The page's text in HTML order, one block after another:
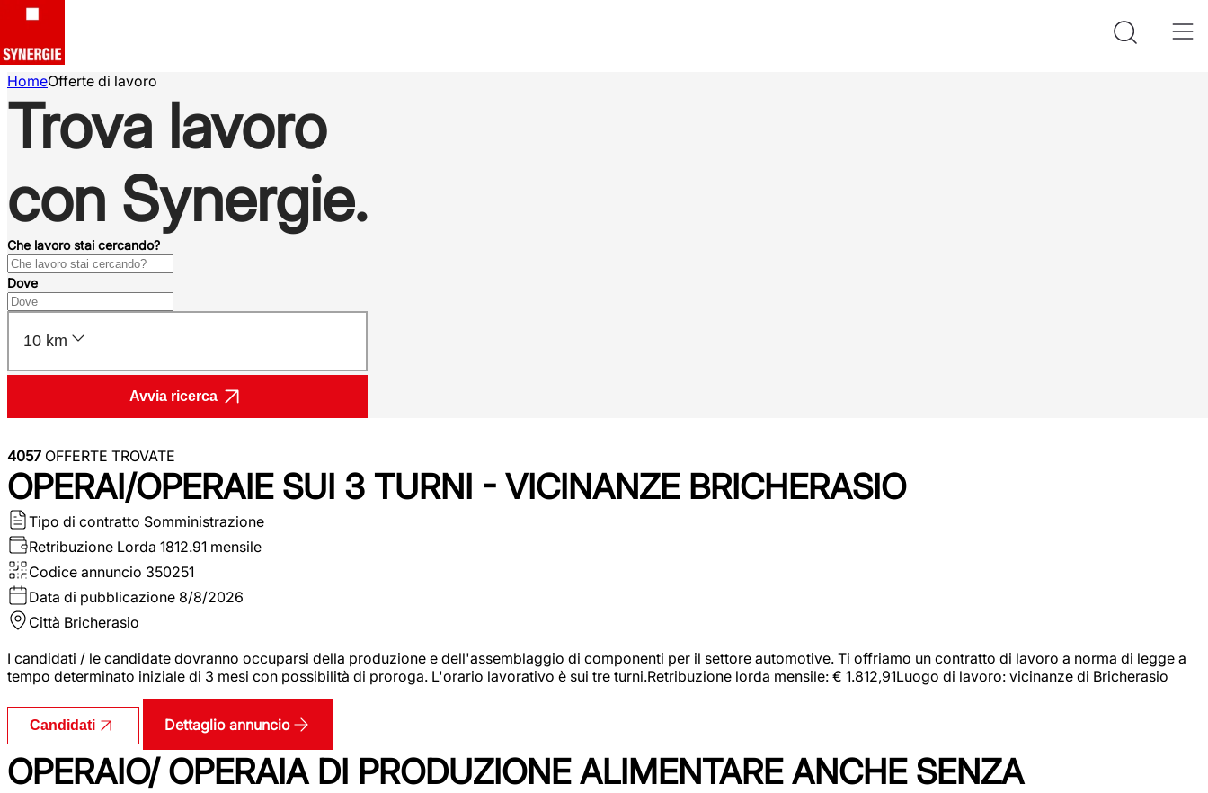
HomeOfferte di lavoro
Trova lavoro
con Synergie.
Che lavoro stai cercando?
Dove
10 km
Avvia ricerca
4057 OFFERTE TROVATE
OPERAI/OPERAIE SUI 3 TURNI - VICINANZE BRICHERASIO
Tipo di contratto Somministrazione
Retribuzione Lorda 1812.91 mensile
Codice annuncio 350251
Data di pubblicazione 8/8/2026
Città Bricherasio
I candidati / le candidate dovranno occuparsi della produzione e dell'assemblaggio di componenti per il settore automotive. Ti offriamo un contratto di lavoro a norma di legge a
tempo determinato iniziale di 3 mesi con possibilità di proroga. L'orario lavorativo è sui tre turni.Retribuzione lorda mensile: € 1.812,91Luogo di lavoro: vicinanze di Bricherasio
Candidati Dettaglio annuncio
OPERAIO/ OPERAIA DI PRODUZIONE ALIMENTARE ANCHE SENZA